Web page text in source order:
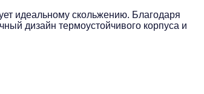
идеальному скольжению. Благодаря
дизайн термоустойчивого корпуса и